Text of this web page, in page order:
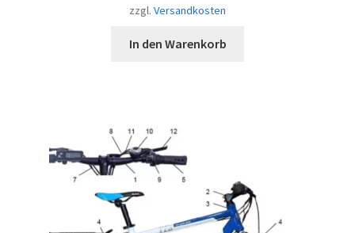
zzgl. Versandkosten
In den Warenkorb